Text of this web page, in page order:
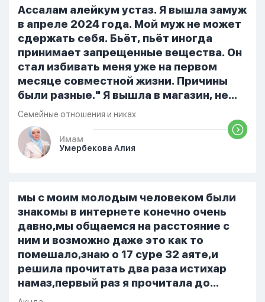
является Единым Богом и не
принимает слова и контекст игры в
серьез, относиться к игре только как к
развлечению и...
Ассалам алейкум устаз. Я вышла замуж
в апреле 2024 года. Мой муж не может
сдержать себя. Бьёт, пьёт иногда
принимает запрещенные вещества. Он
стал избивать меня уже на первом
месяце совместной жизни. Причины
были разные." Я вышла в магазин, не
помыла вовремя посуду, не
приготовила во время еду, прошу
немного времени и любви" он никогда
не свободен для меня. С 7 утра до 8
только ночью, иногда засыпаю одна.
Мы пытались ему говорить что так
нельзя но он всё равно делает...
Семейные отношения и никах
Имам
Умербекова Алия
мы с моим молодым человеком были
знакомы в интернете конечно очень
давно,мы общаемся на расстояние с
ним и возможно даже это как то
помешало,знаю о 17 суре 32 аяте,и
решила прочитать два раза истихар
намаз,первый раз я прочитала до
«Аср» намаза и сначала было